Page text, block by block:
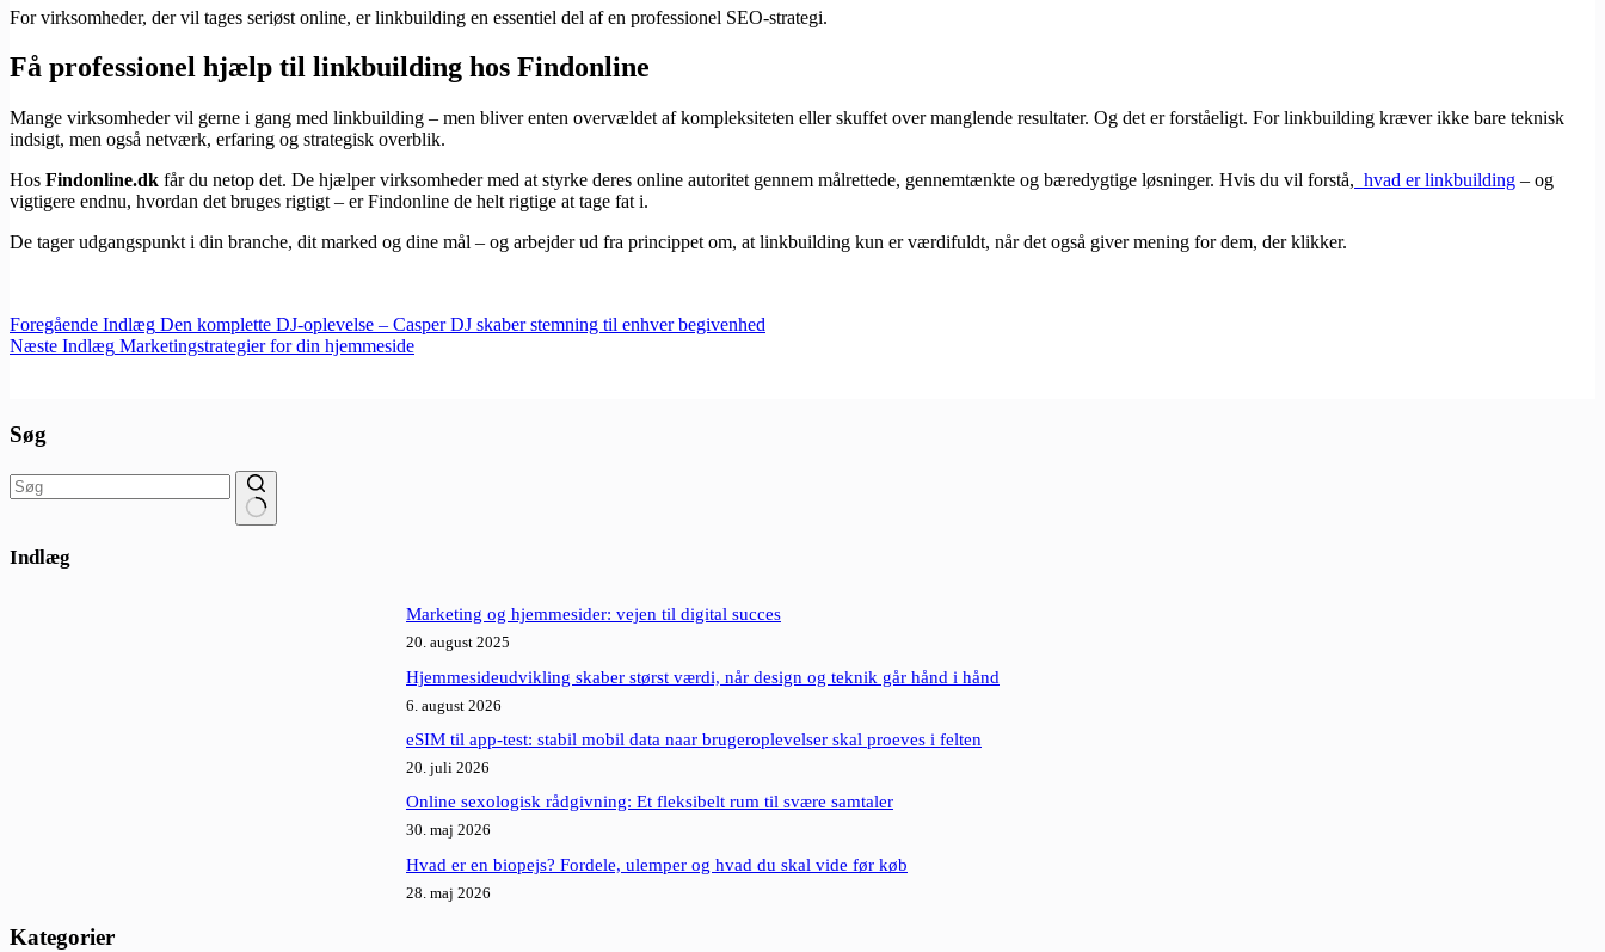
For virksomheder, der vil tages seriøst online, er linkbuilding en essentiel del af en professionel SEO-strategi.
Få professionel hjælp til linkbuilding hos Findonline
Mange virksomheder vil gerne i gang med linkbuilding – men bliver enten overvældet af kompleksiteten eller skuffet over manglende resultater. Og det er forståeligt. For linkbuilding kræver ikke bare teknisk
indsigt, men også netværk, erfaring og strategisk overblik.
Hos Findonline.dk får du netop det. De hjælper virksomheder med at styrke deres online autoritet gennem målrettede, gennemtænkte og bæredygtige løsninger. Hvis du vil forstå, hvad er linkbuilding – og
vigtigere endnu, hvordan det bruges rigtigt – er Findonline de helt rigtige at tage fat i.
De tager udgangspunkt i din branche, dit marked og dine mål – og arbejder ud fra princippet om, at linkbuilding kun er værdifuldt, når det også giver mening for dem, der klikker.
Foregående Indlæg Den komplette DJ-oplevelse – Casper DJ skaber stemning til enhver begivenhed
Næste Indlæg Marketingstrategier for din hjemmeside
Søg
resultater
Indlæg
Marketing og hjemmesider: vejen til digital succes
20. august 2025
Hjemmesideudvikling skaber størst værdi, når design og teknik går hånd i hånd
6. august 2026
eSIM til app-test: stabil mobil data naar brugeroplevelser skal proeves i felten
20. juli 2026
Online sexologisk rådgivning: Et fleksibelt rum til svære samtaler
30. maj 2026
Hvad er en biopejs? Fordele, ulemper og hvad du skal vide før køb
28. maj 2026
Kategorier